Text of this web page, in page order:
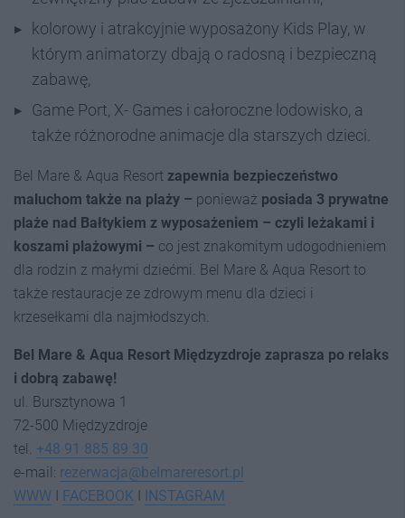
kolorowy i atrakcyjnie wyposażony Kids Play, w
którym animatorzy dbają o radosną i bezpieczną
zabawę,
Game Port, X- Games i całoroczne lodowisko, a
także różnorodne animacje dla starszych dzieci.
Bel Mare & Aqua Resort zapewnia bezpieczeństwo
maluchom także na plaży – ponieważ posiada 3 prywatne
plaże nad Bałtykiem z wyposażeniem – czyli leżakami i
koszami plażowymi – co jest znakomitym udogodnieniem
dla rodzin z małymi dziećmi. Bel Mare & Aqua Resort to
także restauracje ze zdrowym menu dla dzieci i
krzesełkami dla najmłodszych.
Bel Mare & Aqua Resort Międzyzdroje zaprasza po relaks
i dobrą zabawę!
ul. Bursztynowa 1
72-500 Międzyzdroje
tel. +48 91 885 89 30
e-mail: rezerwacja@belmareresort.pl
WWW
FACEBOOK INSTAGRAM